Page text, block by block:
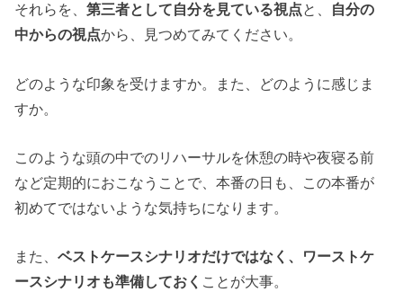
それらを、第三者として自分を見ている視点と、 自分の
中からの視点から、見つめてみてください。
どのような印象を受けますか。また、どのように感じま
すか。
このような頭の中でのリハーサルを休憩の時や夜寝る前
など定期的におこなうことで、本番の日も、この本番が
初めてではないような気持ちになります。
また、ベストケースシナリオだけではなく、ワーストケ
ースシナリオも準備しておく ことが大事。